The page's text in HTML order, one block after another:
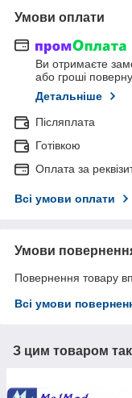
Умови оплати
Ви отримаєте
або гроші
Детальніше
Післяплата
Готівкою
Оплата за
Всі умови оплати
Умови
Повернення товару
Всі умови
З цим товаром